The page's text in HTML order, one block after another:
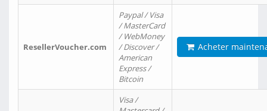
ResellerVoucher.com
Paypal / Visa
/ MasterCard
/ WebMoney
/ Discover /
American
Express /
Bitcoin
Acheter
Visa /